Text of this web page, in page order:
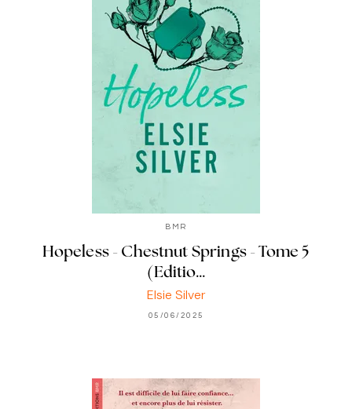
BMR
Hopeless - Chestnut Springs - Tome 5
(Editio…
Elsie Silver
05/06/2025